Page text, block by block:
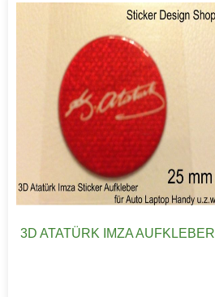
3D ATATÜRK IMZA AUFKLEBER